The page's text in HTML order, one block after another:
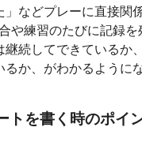
」などプレーに直接関
や練習のたびに記録を
継続してできているか
か、がわかるように
トを書く時のポイ